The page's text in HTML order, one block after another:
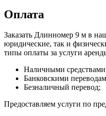
Оплата
Заказать Длинномер 9 м в
юридические, так и
типы оплаты за услуги
Наличными
Банковскими
Безналичный перевод;
Предоставляем услуги по